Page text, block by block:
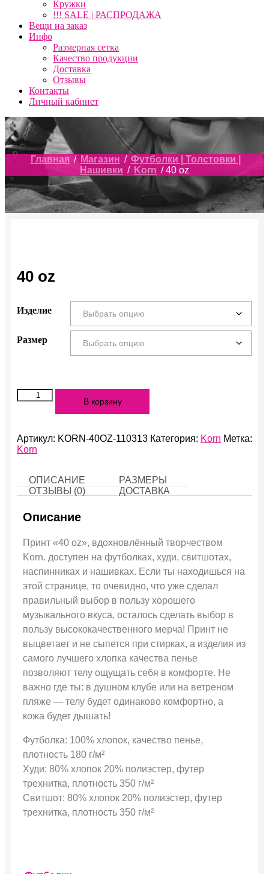
Кружки
!!! SALE | РАСПРОДАЖА
Вещи на заказ
Инфо
Размерная сетка
Качество продукции
Доставка
Отзывы
Контакты
Личный кабинет
Главная / Магазин / Футболки | Толстовки |
Нашивки / Korn / 40 oz
40 oz
Изделие
Размер
Количество
40
В корзину
Артикул: KORN-40OZ-110313 Категория: Korn Метка:
Korn
ОПИСАНИЕ
РАЗМЕРЫ
ОТЗЫВЫ (0)
ДОСТАВКА
Описание
Принт «40 oz», вдохновлённый творчеством
Korn. доступен на футболках, худи, свитшотах,
наспинниках и нашивках. Если ты находишься на
этой странице, то очевидно, что уже сделал
правильный выбор в пользу хорошего
музыкального вкуса, осталось сделать выбор в
пользу высококачественного мерча! Принт не
выцветает и не сыпется при стирках, а изделия из
самого лучшего хлопка качества пенье
позволяют телу ощущать себя в комфорте. Не
важно где ты: в душном клубе или на ветреном
пляже — телу будет одинаково комфортно, а
кожа будет дышать!
Футболка: 100% хлопок, качество пенье,
плотность 180 г/м²
Худи: 80% хлопок 20% полиэстер, футер
трехнитка, плотность 350 г/м²
Свитшот: 80% хлопок 20% полиэстер, футер
трехнитка, плотность 350 г/м²